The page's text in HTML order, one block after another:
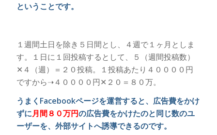
ということです。
１週間土日を除き５日間とし、４週で１ヶ月としま
す。１日に１回投稿するとして、５（週間投稿数）
✕４（週）＝２０投稿。１投稿あたり４００００円
ですから➝４００００円✕２０＝８０万。
うまくFacebookページを運営すると、広告費をかけ
ずに月間８０万円の広告費をかけたのと同じ数のユ
ーザーを、外部サイトへ誘導できるのです。